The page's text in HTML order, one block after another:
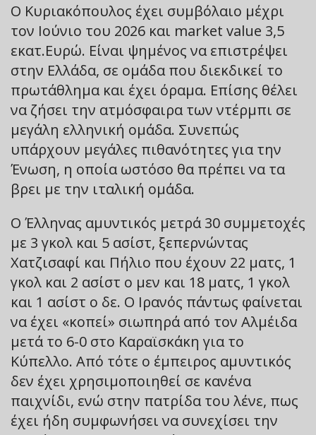
Ο Κυριακόπουλος έχει συμβόλαιο μέχρι
τον Ιούνιο του 2026 και market value 3,5
εκατ.Ευρώ. Είναι ψημένος να επιστρέψει
στην Ελλάδα, σε ομάδα που διεκδικεί το
πρωτάθλημα και έχει όραμα. Επίσης θέλει
να ζήσει την ατμόσφαιρα των ντέρμπι σε
μεγάλη ελληνική ομάδα. Συνεπώς
υπάρχουν μεγάλες πιθανότητες για την
Ένωση, η οποία ωστόσο θα πρέπει να τα
βρει με την ιταλική ομάδα.
Ο Έλληνας αμυντικός μετρά 30 συμμετοχές
με 3 γκολ και 5 ασίστ, ξεπερνώντας
Χατζισαφί και Πήλιο που έχουν 22 ματς, 1
γκολ και 2 ασίστ ο μεν και 18 ματς, 1 γκολ
και 1 ασίστ ο δε. O Ιρανός πάντως φαίνεται
να έχει «κοπεί» σιωπηρά από τον Αλμέιδα
μετά το 6-0 στο Καραϊσκάκη για το
Κύπελλο. Από τότε ο έμπειρος αμυντικός
δεν έχει χρησιμοποιηθεί σε κανένα
παιχνίδι, ενώ στην πατρίδα του λένε, πως
έχει ήδη συμφωνήσει να συνεχίσει την